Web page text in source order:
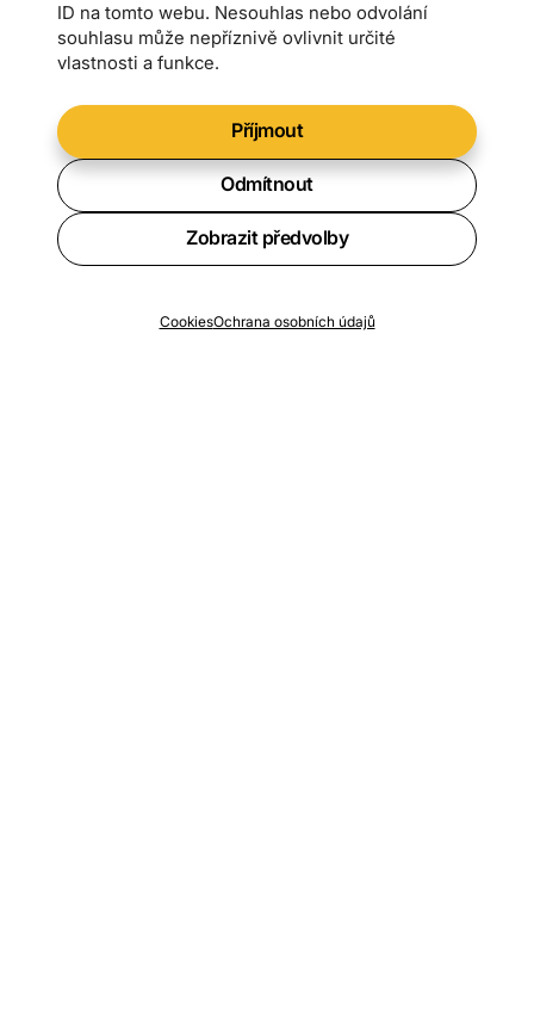
ID na tomto webu. Nesouhlas nebo odvolání
souhlasu může nepříznivě ovlivnit určité
vlastnosti a funkce.
Příjmout
Odmítnout
Zobrazit předvolby
CookiesOchrana osobních údajů
Chcete vědět o všech novinkách?